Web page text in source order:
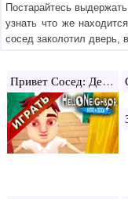
Постарайтесь
узнать что же
сосед заколотил дверь,
Привет Сосед: Дети играют